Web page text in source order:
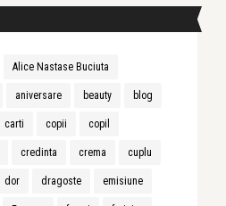
Alice Nastase Buciuta
aniversare beauty blog
carti copii copil
credinta crema cuplu
dor dragoste emisiune